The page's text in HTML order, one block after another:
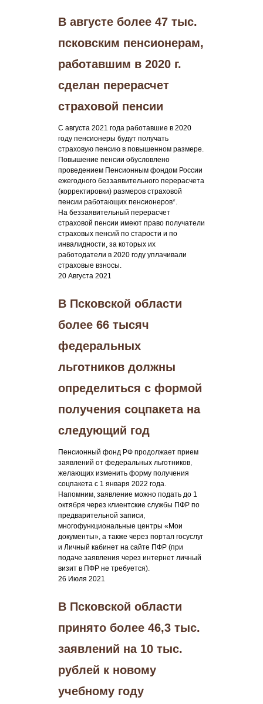
В августе более 47 тыс.
псковским пенсионерам,
работавшим в 2020 г.
сделан перерасчет
страховой пенсии
С августа 2021 года работавшие в 2020
году пенсионеры будут получать
страховую пенсию в повышенном размере.
Повышение пенсии обусловлено
проведением Пенсионным фондом России
ежегодного беззаявительного перерасчета
(корректировки) размеров страховой
пенсии работающих пенсионеров*.
На беззаявительный перерасчет
страховой пенсии имеют право получатели
страховых пенсий по старости и по
инвалидности, за которых их
работодатели в 2020 году уплачивали
страховые взносы.
20 Августа 2021
В Псковской области
более 66 тысяч
федеральных
льготников должны
определиться с формой
получения соцпакета на
следующий год
Пенсионный фонд РФ продолжает прием
заявлений от федеральных льготников,
желающих изменить форму получения
соцпакета с 1 января 2022 года.
Напомним, заявление можно подать до 1
октября через клиентские службы ПФР по
предварительной записи,
многофункциональные центры «Мои
документы», а также через портал госуслуг
и Личный кабинет на сайте ПФР (при
подаче заявления через интернет личный
визит в ПФР не требуется).
26 Июля 2021
В Псковской области
принято более 46,3 тыс.
заявлений на 10 тыс.
рублей к новому
учебному году